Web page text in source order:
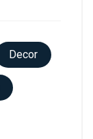
Decor